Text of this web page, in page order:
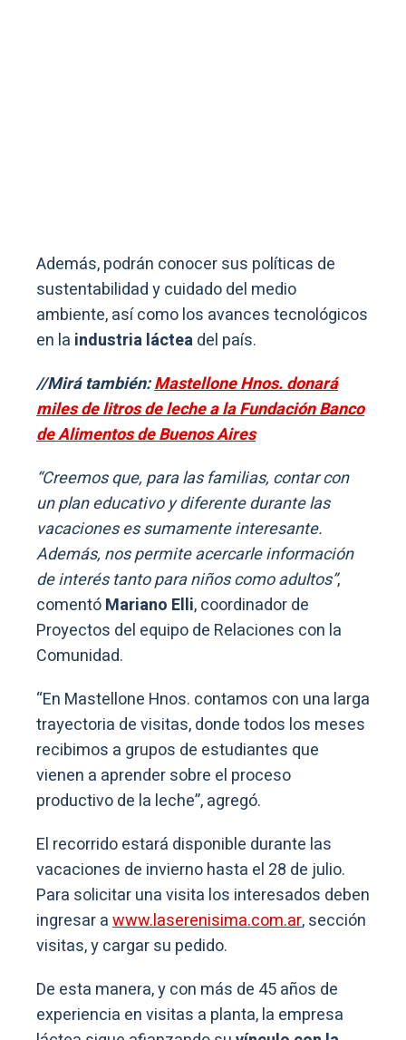
Además, podrán conocer sus políticas de
sustentabilidad y cuidado del medio
ambiente, así como los avances tecnológicos
en la industria lácteadel país.
//Mirá también:Mastellone Hnos. donará
miles de litros de leche a la Fundación Banco
de Alimentos de Buenos Aires
“Creemos que, para las familias, contar con
un plan educativo y diferente durante las
vacaciones es sumamente interesante.
Además, nos permite acercarle información
de interés tanto para niños como adultos”,
comentóMariano Elli, coordinador de
Proyectos del equipo de Relaciones con la
Comunidad.
“En Mastellone Hnos. contamos con una larga
trayectoria de visitas, donde todos los meses
recibimos a grupos de estudiantes que
vienen a aprender sobre el proceso
productivo de la leche”, agregó.
El recorrido estará disponible durante las
vacaciones de invierno hasta el 28 de julio.
Para solicitar una visita los interesados deben
ingresar awww.laserenisima.com.ar, sección
visitas, y cargar su pedido.
De esta manera, y con más de 45 años de
experiencia en visitas a planta, la empresa